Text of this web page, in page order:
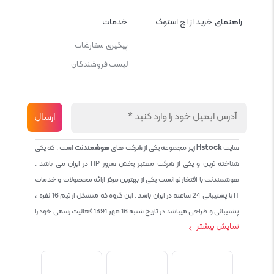
راهنمای خرید از اچ استوک خدمات
پیگیری سفارشات
لیست فروشندگان
سایتHstockزیر مجموعه یکی از شرکت هایهوشمندنتاست . که یکی
شناخته ترین و یکی از شرکت معتبر پخش سرور HP در ایران می باشد .
هوشمندنت با افتخار توانست یکی از بهترین مرکز ارائه محصولات و خدمات
IT با پشتیبانی 24 ساعته در ایران باشد . این گروه که متشکل از تیم 16 نفره ،
پشتیبانی و طراحی میباشد در تاریخ شنبه 16 مهر 1391 فعالیت رسمی خود را
نمایش بیشتر